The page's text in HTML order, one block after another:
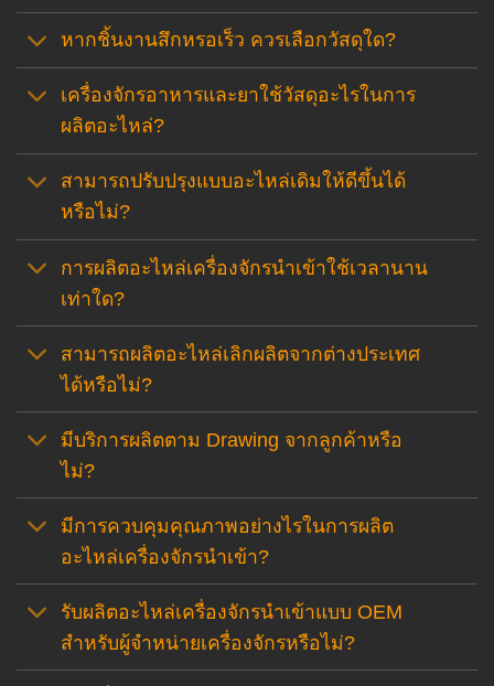
หากชิ้นงานสึกหรอเร็ว ควรเลือกวัสดุใด?
เครื่องจักรอาหารและยาใช้วัสดุอะไรในการ
ผลิตอะไหล่?
สามารถปรับปรุงแบบอะไหล่เดิมให้ดีขึ้นได้
หรือไม่?
การผลิตอะไหล่เครื่องจักรนำเข้าใช้เวลานาน
เท่าใด?
สามารถผลิตอะไหล่เลิกผลิตจากต่างประเทศ
ได้หรือไม่?
มีบริการผลิตตาม Drawing จากลูกค้าหรือ
ไม่?
มีการควบคุมคุณภาพอย่างไรในการผลิต
อะไหล่เครื่องจักรนำเข้า?
รับผลิตอะไหล่เครื่องจักรนำเข้าแบบ OEM
สำหรับผู้จำหน่ายเครื่องจักรหรือไม่?